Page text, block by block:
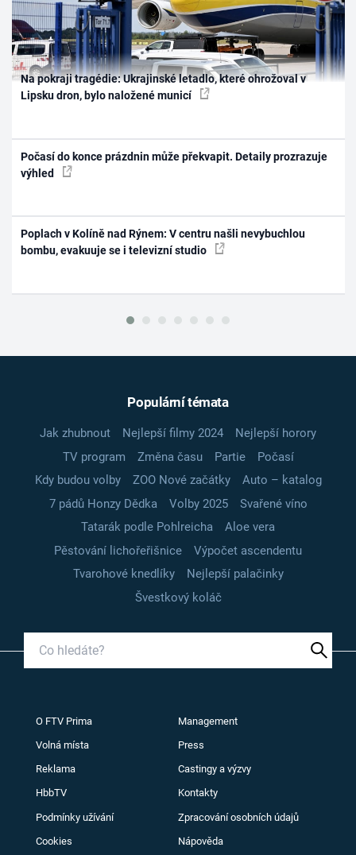
Na pokraji tragédie: Ukrajinské letadlo, které ohrožoval v
Lipsku dron, bylo naložené municí
Počasí do konce prázdnin může překvapit. Detaily prozrazuje
výhled
Poplach v Kolíně nad Rýnem: V centru našli nevybuchlou
bombu, evakuuje se i televizní studio
Populární témata
Jak zhubnout Nejlepší filmy 2024
Nejlepší horory
TV program
Změna času Partie
Počasí
Kdy budou volby
ZOO Nové začátky
Auto – katalog
7 pádů Honzy Dědka
Volby 2025
Svařené víno
Tatarák podle Pohlreicha
Aloe vera
Pěstování lichořeřišnice
Výpočet ascendentu
Tvarohové knedlíky
Nejlepší palačinky
Švestkový koláč
O FTV Prima Management
Volná místa Press
Reklama Castingy a výzvy
HbbTV Kontakty
Podmínky užívání Zpracování osobních údajů
Cookies Nápověda